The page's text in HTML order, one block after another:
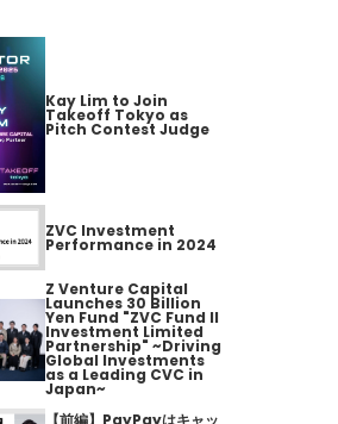
Kay Lim to Join
Takeoff Tokyo as
Pitch Contest Judge
ZVC Investment
Performance in 2024
Z Venture Capital
Launches 30 Billion
Yen Fund "ZVC Fund II
Investment Limited
Partnership" ~Driving
Global Investments
as a Leading CVC in
Japan~
【前編】PayPayはキャッ